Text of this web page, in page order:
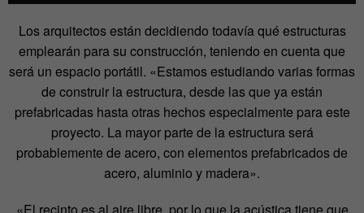
Los arquitectos están decidiendo todavía qué estructuras
emplearán para su construcción, teniendo en cuenta que
será un espacio portátil. «Estamos estudiando varias formas
de construir la estructura, desde las que ya están
prefabricadas hasta otras hechos especialmente para este
proyecto. La mayor parte de la estructura será
probablemente de acero, con elementos prefabricados de
acero, aluminio y madera».
«El recinto es al aire libre, por lo que la acústica tiene que